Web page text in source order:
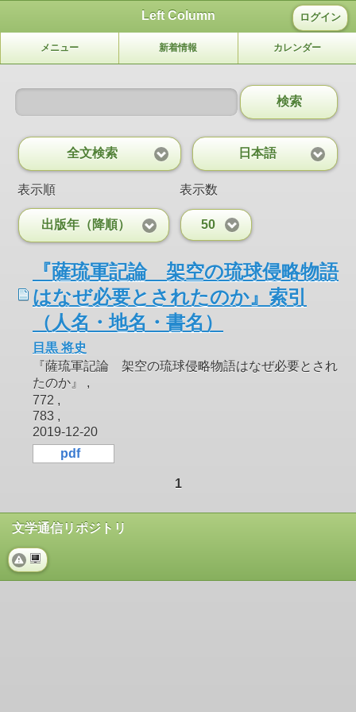
Left Column ログイン
メニュー 新着情報 カレンダー
検索
全文検索 日本語
表示順 表示数
出版年（降順） 50
『薩琉軍記論 架空の琉球侵略物語
はなぜ必要とされたのか』索引
（人名・地名・書名）
目黒 将史
『薩琉軍記論 架空の琉球侵略物語はなぜ必要とされ
たのか』 ,
772 ,
783 ,
2019-12-20
pdf
1
文学通信リポジトリ